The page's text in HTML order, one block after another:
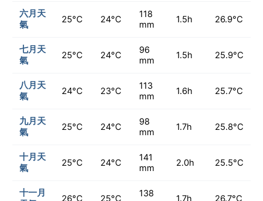
六月天
氣
25°C 24°C
118
mm
1.5h 26.9°C
七月天
氣
25°C 24°C
96
mm
1.5h 25.9°C
八月天
氣
24°C 23°C
113
mm
1.6h 25.7°C
九月天
氣
25°C 24°C
98
mm
1.7h 25.8°C
十月天
氣
25°C 24°C
141
mm
2.0h 25.5°C
十一月
26°C 25°C
138
1.7h 26.7°C